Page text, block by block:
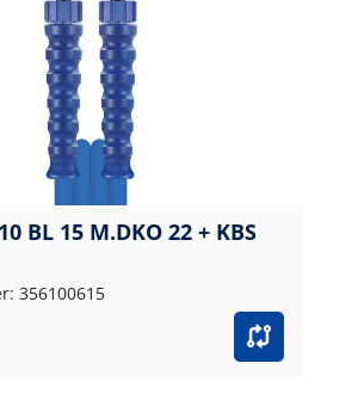
BL 15 M.DKO 22 + KBS
356100615